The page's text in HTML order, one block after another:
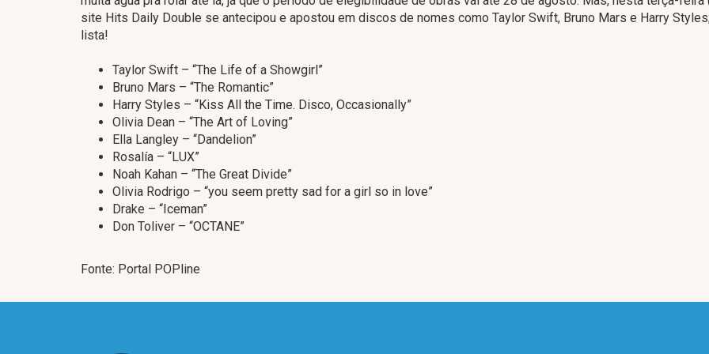
site Hits Daily Double se antecipou e apostou em discos de nomes como Taylor Swift, Bruno Mars e Harry
lista!
Taylor Swift – “The Life of a Showgirl”
Bruno Mars – “The Romantic”
Harry Styles – “Kiss All the Time. Disco, Occasionally”
Olivia Dean – “The Art of Loving”
Ella Langley – “Dandelion”
Rosalía – “LUX”
Noah Kahan – “The Great Divide”
Olivia Rodrigo – “you seem pretty sad for a girl so in love”
Drake – “Iceman”
Don Toliver – “OCTANE”
Fonte: Portal POPline